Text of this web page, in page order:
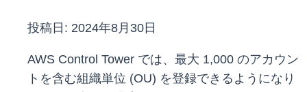
投稿日: 2024年8月30日
AWS Control Tower では、最大 1,000 のアカウン
トを含む組織単位 (OU) を登録できるようになり